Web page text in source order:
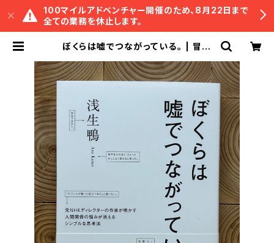
100マイルアドベンチャー開催のため、8月22日まで
全ての業務を休止します。
ぼくらは嘘でつながっている。 | 冒険